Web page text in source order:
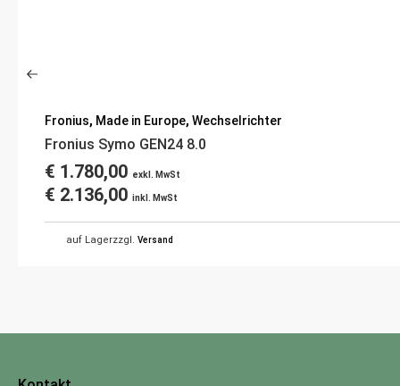
Fronius, Made in Europe, Wechselrichter
Fronius Symo GEN24 8.0
€ 1.780,00 exkl. MwSt
€ 2.136,00 inkl. MwSt
auf Lagerzzgl. Versand